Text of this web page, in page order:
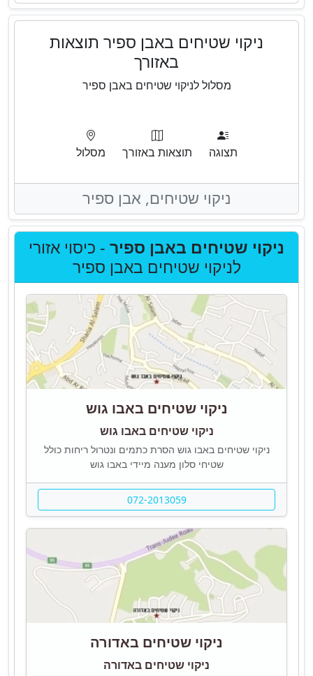
ניקוי שטיחים באבן ספיר תוצאות
באזורך
מסלול לניקוי שטיחים באבן ספיר
תצוגה תוצאות באזורך מסלול
ניקוי שטיחים,אבן ספיר
ניקוי שטיחים באבן ספיר - כיסוי אזורי
לניקוי שטיחים באבן ספיר
ניקוי שטיחים באבו גוש
ניקוי שטיחים באבו גוש
ניקוי שטיחים באבו גוש הסרת כתמים ונטרול ריחות כולל
שטיחי סלון מענה מיידי באבו גוש
072-2013059
ניקוי שטיחים באדורה
ניקוי שטיחים באדורה